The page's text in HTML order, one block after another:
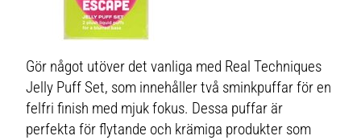
Gör något utöver det vanliga med Real Techniques
Jelly Puff Set, som innehåller två sminkpuffar för en
felfri finish med mjuk fokus. Dessa puffar är
perfekta för flytande och krämiga produkter som